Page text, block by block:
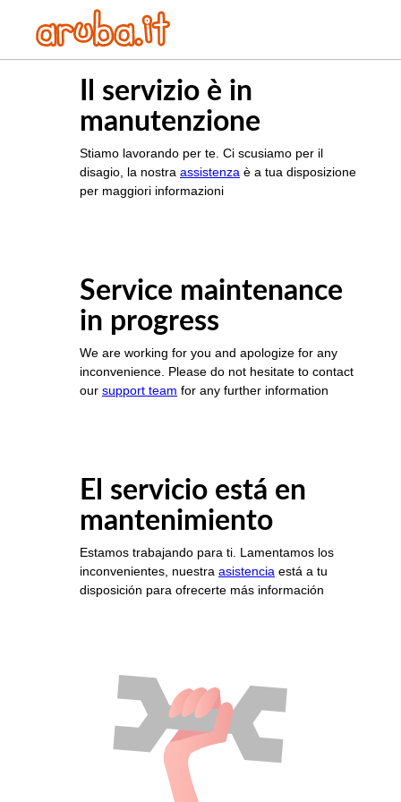
Il servizio è in
manutenzione
Stiamo lavorando per te. Ci scusiamo per il
disagio, la nostra assistenza è a tua disposizione
per maggiori informazioni
Service maintenance
in progress
We are working for you and apologize for any
inconvenience. Please do not hesitate to contact
our support team for any further information
El servicio está en
mantenimiento
Estamos trabajando para ti. Lamentamos los
inconvenientes, nuestra asistencia está a tu
disposición para ofrecerte más información